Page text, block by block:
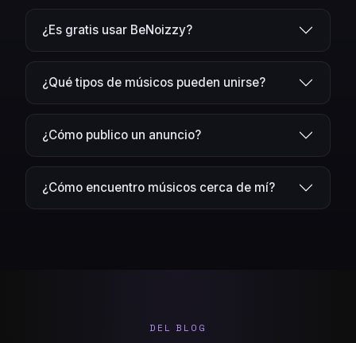
¿Es gratis usar BeNoizzy?
¿Qué tipos de músicos pueden unirse?
¿Cómo publico un anuncio?
¿Cómo encuentro músicos cerca de mí?
DEL BLOG